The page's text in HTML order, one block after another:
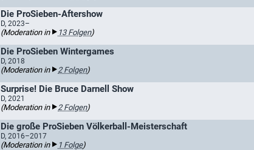
Die ProSieben-Aftershow
D, 2023–
(Moderation in 13 Folgen)
Die ProSieben Wintergames
D, 2018
(Moderation in 2 Folgen)
Surprise! Die Bruce Darnell Show
D, 2021
(Moderation in 2 Folgen)
Die große ProSieben Völkerball-Meisterschaft
D, 2016–2017
(Moderation in 1 Folge)